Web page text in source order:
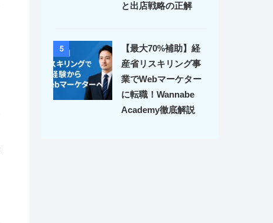
と出店戦略の正解
5
【最大70%補助】経
産省リスキリング事
業でWebマーケター
に転職！Wannabe
Academy徹底解説